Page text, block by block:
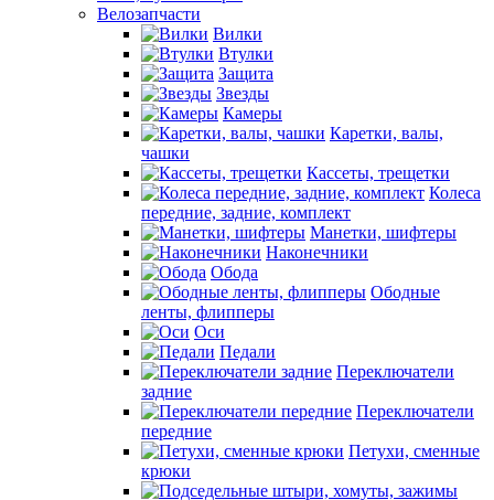
Велозапчасти
Вилки
Втулки
Защита
Звезды
Камеры
Каретки, валы,
чашки
Кассеты, трещетки
Колеса
передние, задние, комплект
Манетки, шифтеры
Наконечники
Обода
Ободные
ленты, флипперы
Оси
Педали
Переключатели
задние
Переключатели
передние
Петухи, сменные
крюки